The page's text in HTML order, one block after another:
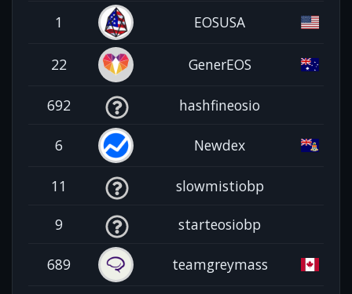
1 EOSUSA
22 GenerEOS
692 hashfineosio
6 Newdex
11 slowmistiobp
9 starteosiobp
689 teamgreymass